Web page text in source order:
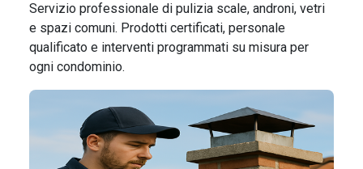
Servizio professionale di pulizia scale, androni, vetri
e spazi comuni. Prodotti certificati, personale
qualificato e interventi programmati su misura per
ogni condominio.